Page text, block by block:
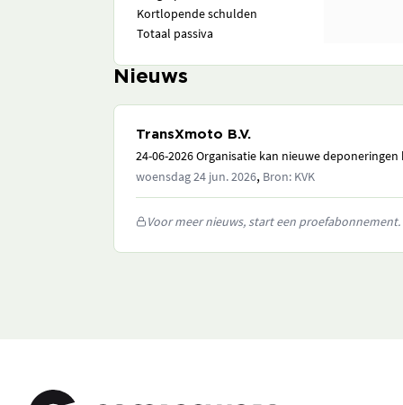
Kortlopende schulden
Totaal passiva
Nieuws
TransXmoto B.V.
24-06-2026 Organisatie kan nieuwe
woensdag 24 jun. 2026, Bron: KVK
Voor meer nieuws, start een proefabonnement.